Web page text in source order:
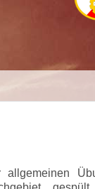
allgemeinen